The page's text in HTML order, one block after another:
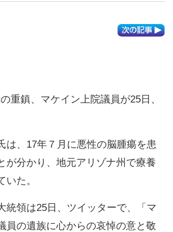
鎮、マケイン上院議員が25日、
、17年７月に悪性の脳腫瘍を患
が分かり、地元アリゾナ州で療養
いた。
領は25日、ツイッターで、「マ
員の遺族に心からの哀悼の意と敬